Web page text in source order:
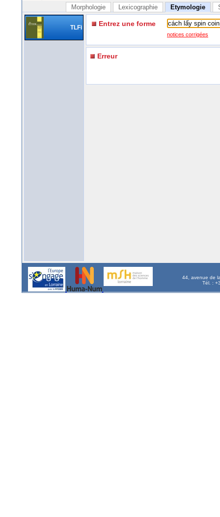
Morphologie Lexicographie Etymologie
TLFi Entrez une forme
notices corrigées
Erreur
44, avenue de
Tél. :